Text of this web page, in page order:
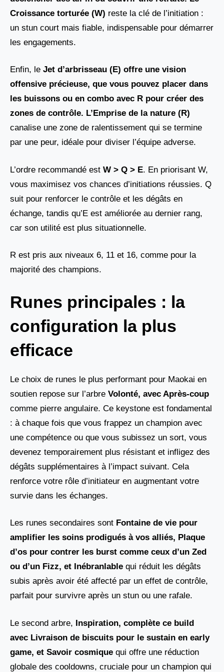
Croissance torturée (W) reste la clé de l’initiation :
un stun court mais fiable, indispensable pour démarrer
les engagements.
Enfin, le Jet d’arbrisseau (E) offre une vision
offensive précieuse, que vous pouvez placer dans
les buissons ou en combo avec R pour créer des
zones de contrôle. L’Emprise de la nature (R)
canalise une zone de ralentissement qui se termine
par une peur, idéale pour diviser l’équipe adverse.
L’ordre recommandé est W > Q > E. En priorisant W,
vous maximisez vos chances d’initiations réussies. Q
suit pour renforcer le contrôle et les dégâts en
échange, tandis qu’E est améliorée au dernier rang,
car son utilité est plus situationnelle.
R est pris aux niveaux 6, 11 et 16, comme pour la
majorité des champions.
Runes principales : la
configuration la plus
efficace
Le choix de runes le plus performant pour Maokai en
soutien repose sur l’arbre Volonté, avec Après-coup
comme pierre angulaire. Ce keystone est fondamental
: à chaque fois que vous frappez un champion avec
une compétence ou que vous subissez un sort, vous
devenez temporairement plus résistant et infligez des
dégâts supplémentaires à l’impact suivant. Cela
renforce votre rôle d’initiateur en augmentant votre
survie dans les échanges.
Les runes secondaires sont Fontaine de vie pour
amplifier les soins prodigués à vos alliés, Plaque
d’os pour contrer les burst comme ceux d’un Zed
ou d’un Fizz, et Inébranlable qui réduit les dégâts
subis après avoir été affecté par un effet de contrôle,
parfait pour survivre après un stun ou une rafale.
Le second arbre, Inspiration, complète ce build
avec Livraison de biscuits pour le sustain en early
game, et Savoir cosmique qui offre une réduction
globale des cooldowns, cruciale pour un champion qui